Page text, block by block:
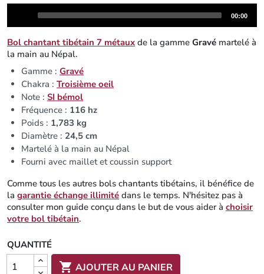
Total
00:00
Bol chantant tibétain 7 métaux de la gamme Gravé martelé à
la main au Népal.
Gamme : Gravé
Chakra : Troisième oeil
Note : SI bémol
Fréquence : 116 hz
Poids : 1,783 kg
Diamètre : 24,5 cm
Martelé à la main au Népal
Fourni avec maillet et coussin support
Comme tous les autres bols chantants tibétains, il bénéfice de
la garantie échange illimité dans le temps. N'hésitez pas à
consulter mon guide conçu dans le but de vous aider à choisir
votre bol tibétain.
QUANTITÉ
 AJOUTER AU PANIER